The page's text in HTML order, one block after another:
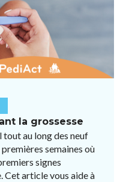
la grossesse
tout au long des neuf
semaines où
signes
Cet article vous aide à